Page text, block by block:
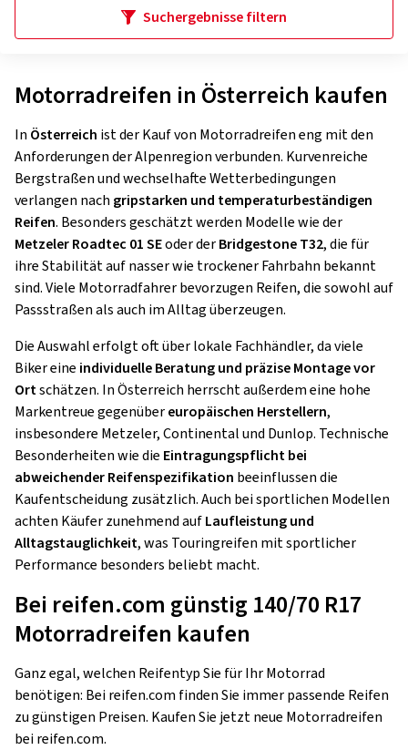
Suchergebnisse filtern
Motorradreifen in Österreich kaufen
In Österreich ist der Kauf von Motorradreifen eng mit den
Anforderungen der Alpenregion verbunden. Kurvenreiche
Bergstraßen und wechselhafte Wetterbedingungen
verlangen nach gripstarken und temperaturbeständigen
Reifen. Besonders geschätzt werden Modelle wie der
Metzeler Roadtec 01 SEoder derBridgestone T32, die für
ihre Stabilität auf nasser wie trockener Fahrbahn bekannt
sind. Viele Motorradfahrer bevorzugen Reifen, die sowohl auf
Passstraßen als auch im Alltag überzeugen.
Die Auswahl erfolgt oft über lokale Fachhändler, da viele
Biker eine individuelle Beratung und präzise Montage vor
Ortschätzen. In Österreich herrscht außerdem eine hohe
Markentreue gegenübereuropäischen Herstellern,
insbesondere Metzeler, Continental und Dunlop. Technische
Besonderheiten wie die Eintragungspflicht bei
abweichender Reifenspezifikation beeinflussen die
Kaufentscheidung zusätzlich. Auch bei sportlichen Modellen
achten Käufer zunehmend aufLaufleistung und
Alltagstauglichkeit, was Touringreifen mit sportlicher
Performance besonders beliebt macht.
Bei reifen.com günstig 140/70 R17
Motorradreifen kaufen
Ganz egal, welchen Reifentyp Sie für Ihr Motorrad
benötigen: Bei reifen.com finden Sie immer passende Reifen
zu günstigen Preisen. Kaufen Sie jetzt neue Motorradreifen
bei reifen.com.